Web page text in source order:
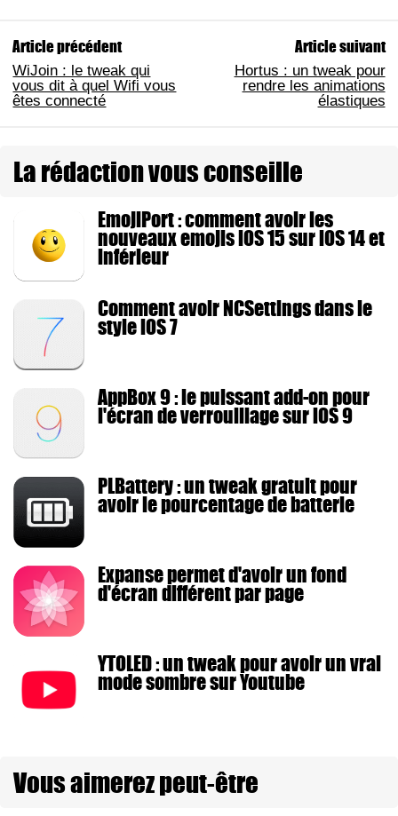
Article précédent
WiJoin : le tweak qui
vous dit à quel Wifi vous
êtes connecté
Article suivant
Hortus : un tweak pour
rendre les animations
élastiques
La rédaction vous conseille
EmojiPort : comment avoir les
nouveaux emojis iOS 15 sur iOS 14 et
inférieur
Comment avoir NCSettings dans le
style iOS 7
AppBox 9 : le puissant add-on pour
l'écran de verrouillage sur iOS 9
PLBattery : un tweak gratuit pour
avoir le pourcentage de batterie
Expanse permet d'avoir un fond
d'écran différent par page
YTOLED : un tweak pour avoir un vrai
mode sombre sur Youtube
Vous aimerez peut-être